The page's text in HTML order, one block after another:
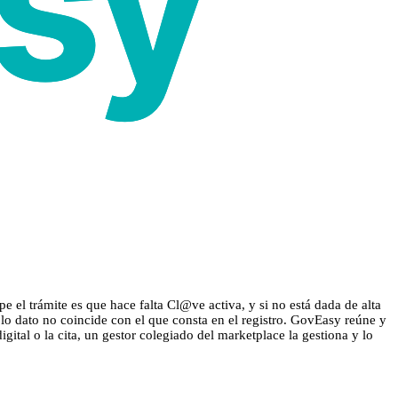
el trámite es que hace falta Cl@ve activa, y si no está dada de alta
dato no coincide con el que consta en el registro. GovEasy reúne y
o la cita, un gestor colegiado del marketplace la gestiona y lo